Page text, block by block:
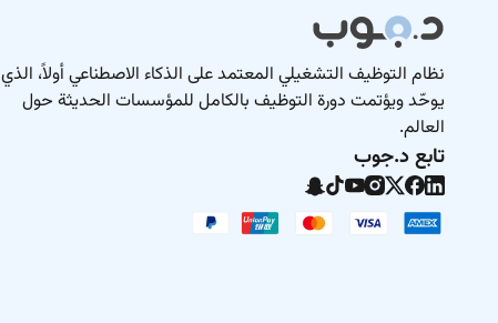
نظام التوظيف التشغيلي المعتمد على الذكاء الاصطناعي أولاً، الذي
يوحّد ويؤتمت دورة التوظيف بالكامل للمؤسسات الحديثة حول
العالم.
تابع د.جوب